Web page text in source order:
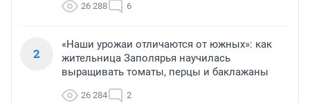
26 288 6
2
«Наши урожаи отличаются от южных»: как
жительница Заполярья научилась
выращивать томаты, перцы и баклажаны
26 284 2